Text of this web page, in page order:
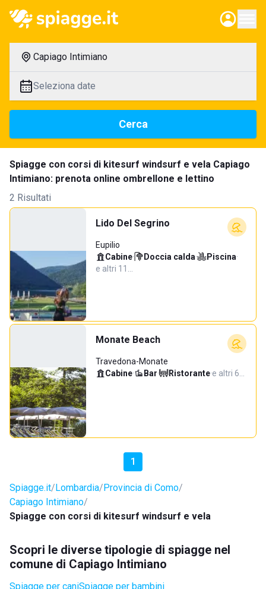
Capiago Intimiano
Seleziona date
Cerca
Spiagge con corsi di kitesurf windsurf e vela Capiago
Intimiano: prenota online ombrellone e lettino
2 Risultati
Lido Del Segrino
Eupilio
Cabine· Doccia calda· Piscina·
e altri 11…
Monate Beach
Travedona-Monate
Cabine· Bar· Ristorante·e altri 6…
1
Spiagge.it Lombardia Provincia di Como
Capiago Intimiano
Spiagge con corsi di kitesurf windsurf e vela
Scopri le diverse tipologie di spiagge nel
comune di Capiago Intimiano
Spiagge per caniSpiagge per bambini